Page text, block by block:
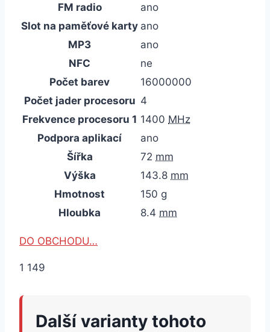
FM radio
ano
Slot na paměťové karty ano
MP3
ano
NFC
ne
Počet barev
16000000
Počet jader procesoru 4
Frekvence procesoru 1 1400 MHz
Podpora aplikací
ano
Šířka
72 mm
Výška
143.8 mm
Hmotnost
150 g
Hloubka
8.4 mm
DO OBCHODU…
1 149
Další varianty tohoto